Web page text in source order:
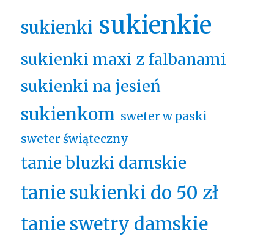
sukienki sukienkie
sukienki maxi z falbanami
sukienki na jesień
sukienkom sweter w paski
sweter świąteczny
tanie bluzki damskie
tanie sukienki do 50 zł
tanie swetry damskie